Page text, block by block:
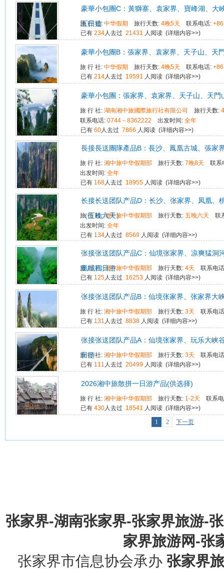
豪華小包團C：黃獅寨、袁家界、寶峰湖、大
五日遊
旅 行 社:中华假期 旅行天数:4晚5天 联系电话:
已有234人去过21431 人阅读 (详细内容>>)
豪華小包團B：張家界、袁家界、天子山、天
旅 行 社:中华假期 旅行天数:4晚5天 联系电话:
已有214人去过 19591 人阅读 (详细内容>>)
豪華小包團：張家界、袁家界、天子山、天門
旅 行 社:湖南湘中旅國際旅行社有限公司 旅行天数:
联系电话:0744－8362222 出发时间:全年
已有60人去过7866 人阅读 (详细内容>>)
長接長送團隊產品B：長沙、鳳凰古城、張家
旅 行 社:湘中旅中华假期部 旅行天数:7晚8天
联
出发时间:全年
已有 168人去过 18955 人阅读 (详细内容>>)
长接长送团队产品D：长沙、张家界、凤凰、
（五晚六天）
旅 行 社:湘中旅中华假期部 旅行天数:五晚六天
联
出发时间:全年
已有 134人去过8569 人阅读 (详细内容>>)
张接张送团队产品C：仙境张家界、凉爽猛洞
凰城四日游
旅 行 社:湘中旅中华假期部 旅行天数:4天
联系电
已有 125人去过 16253 人阅读 (详细内容>>)
张接张送团队产品B：仙境张家界、张家界大
旅 行 社:湘中旅中华假期部 旅行天数:3天
联系电
已有 131 人去过8838 人阅读 (详细内容>>)
张接张送团队产品A：仙境张家界、玩乐大峡
日游
旅 行 社:湘中旅中华假期部 旅行天数:3天
联系电
已有 111 人去过20499 人阅读 (详细内容>>)
2026湘中旅散拼一日游产品(供选择)
旅 行 社:湘中旅中华假期部 旅行天数: 1-2天
联系
已有430人去过 18541 人阅读 (详细内容>>)
1
2 下一页
张家界-湖南张家界-张家界旅游-
家界旅游网-张
张家界市信息协会承办 张家界